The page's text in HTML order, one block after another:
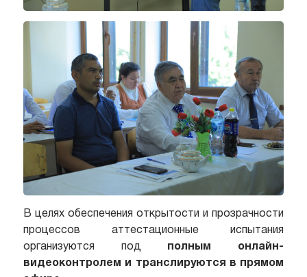
В целях обеспечения открытости и прозрачности
процессов аттестационные испытания
организуются под полным онлайн-
видеоконтролем и транслируются в прямом